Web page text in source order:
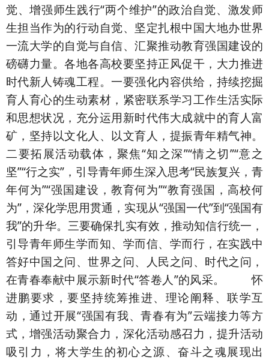
觉、增强师生践行“两个维护”的政治自觉、激发师
生担当作为的行动自觉、坚定扎根中国大地办世界
一流大学的自觉与自信、汇聚推动教育强国建设的
磅礴力量。各地各高校要坚持正风促干，大力推进
时代新人铸魂工程。一要强化内容供给，持续挖掘
育人育心的生动素材，紧密联系学习工作生活实际
和思想状况，充分运用新时代伟大成就中的育人富
矿，坚持以文化人、以文育人，提振青年精气神。
二要拓展活动载体，聚焦“知之深”“情之切”“意之
坚”“行之实”，引导青年师生深入思考“民族复兴，青
年何为”“强国建设，教育何为”“教育强国，高校何
为”，深化学思用贯通，实现从“强国一代”到“强国有
我”的升华。三要确保扎实有效，推动知信行统一，
引导青年师生学而知、学而信、学而行，在实践中
答好中国之问、世界之问、人民之问、时代之问，
在青春奉献中展示新时代“答卷人”的风采。 怀
进鹏要求，要坚持统筹推进、理论阐释、联学互
动，通过开展“强国有我、青春有为”云端接力等方
式，增强活动聚合力，深化活动感召力，提升活动
吸引力，将大学生的初心之源、奋斗之魂展现出